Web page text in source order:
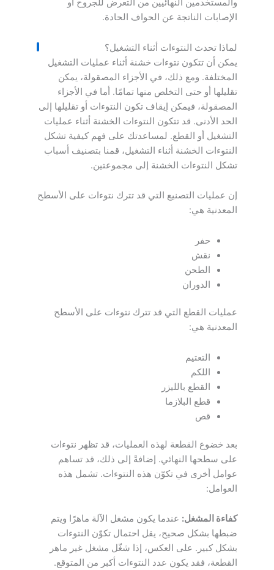
والمستخدمين النهائيين من التعرض للجروح أو
الإصابات الناتجة عن الحواف الحادة.
لماذا تحدث النتوءات أثناء التشغيل؟
يمكن أن تتكون نتوءات خشنة أثناء عمليات التشغيل
المختلفة. ومع ذلك، في الأجزاء المصقولة، يمكن
تقليلها أو حتى التخلص منها تمامًا. أما في الأجزاء
المصقولة، فيمكن إيقاف تكون النتوءات أو تقليلها إلى
الحد الأدنى. قد تتكون النتوءات الخشنة أثناء عمليات
التشغيل أو القطع. لمساعدتك على فهم كيفية تشكل
النتوءات الخشنة أثناء التشغيل، قمنا بتصنيف أسباب
تشكل النتوءات الخشنة إلى مجموعتين.
إن عمليات التصنيع التي قد تترك نتوءات على الأسطح
المعدنية هي:
حفر
نقش
الطحن
الدوران
عمليات القطع التي قد تترك نتوءات على الأسطح
المعدنية هي:
التعتيم
اللكم
القطع بالليزر
قطع البلازما
قص
بعد خضوع القطعة لهذه العمليات، قد تظهر نتوءات
على سطحها النهائي. إضافةً إلى ذلك، قد تساهم
عوامل أخرى في تكوّن هذه النتوءات. تشمل هذه
العوامل:
كفاءة المشغل: عندما يكون مشغل الآلة ماهرًا ويتم
ضبطها بشكل صحيح، يقل احتمال تكوّن النتوءات
بشكل كبير. على العكس، إذا شغّل مشغل غير ماهر
القطعة، فقد يكون عدد النتوءات أكبر من المتوقع.